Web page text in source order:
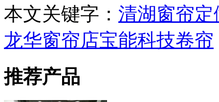
本文关键字： 清湖窗帘定
龙华窗帘店宝能科技卷帘
推荐产品